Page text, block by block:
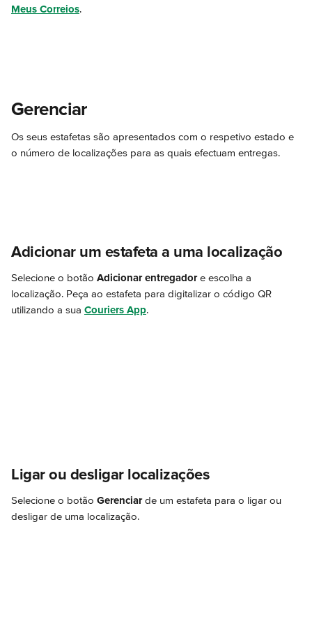
Meus Correios.
Gerenciar
Os seus estafetas são apresentados com o respetivo estado e
o número de localizações para as quais efectuam entregas.
Adicionar um estafeta a uma localização
Selecione o botão Adicionar entregador e escolha a
localização. Peça ao estafeta para digitalizar o código QR
utilizando a sua Couriers App.
Ligar ou desligar localizações
Selecione o botão Gerenciar de um estafeta para o ligar ou
desligar de uma localização.